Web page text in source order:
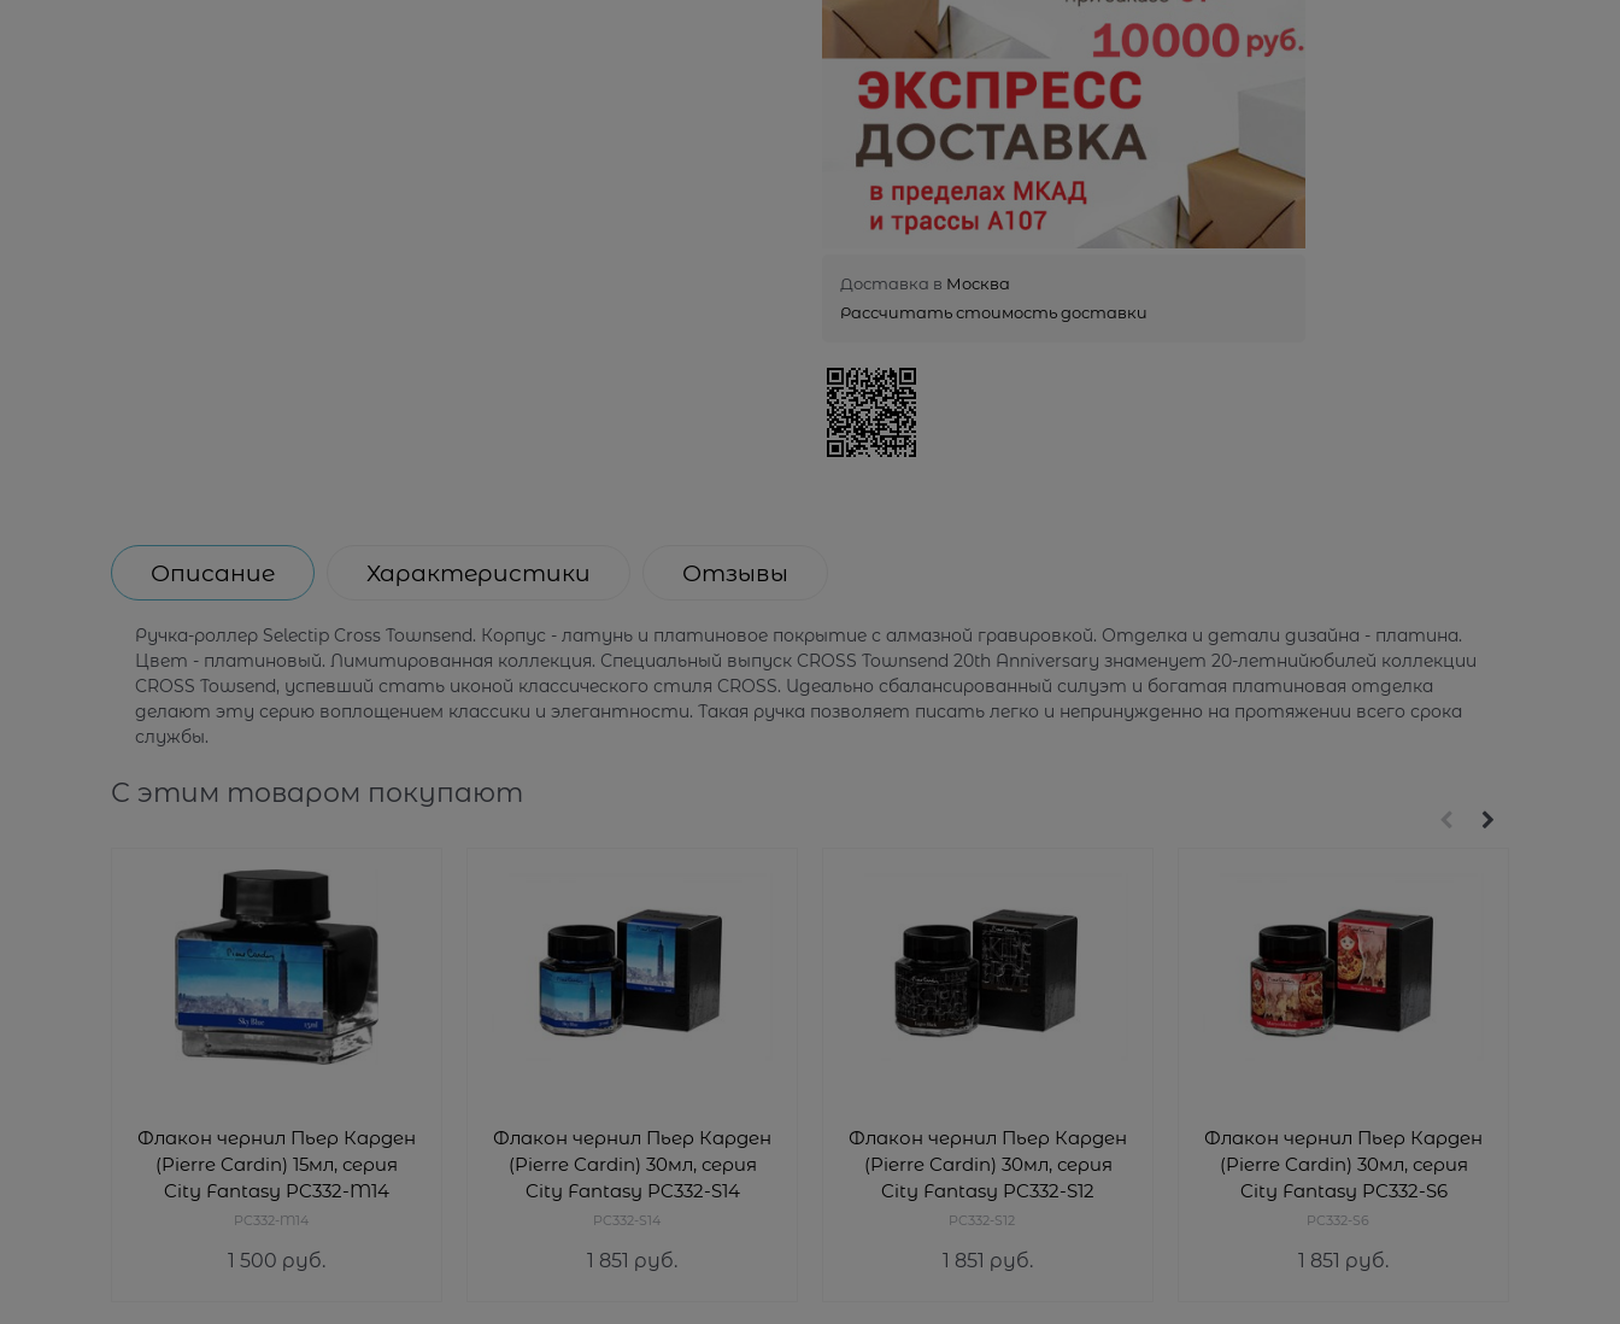
Доставка в Москва
Рассчитать стоимость доставки
Описание Характеристики Отзывы
Ручка-роллер Selectip Cross Townsend. Корпус - латунь и платиновое покрытие с алмазной гравировкой. Отделка и детали дизайна - платина.
Цвет - платиновый. Лимитированная коллекция. Специальный выпуск CROSS Townsend 20th Anniversary знаменует 20-летнийюбилей коллекции
CROSS Towsend, успевший стать иконой классического стиля CROSS. Идеально сбалансированный силуэт и богатая платиновая отделка
делают эту серию воплощением классики и элегантности. Такая ручка позволяет писать легко и непринужденно на протяжении всего срока
службы.
С этим товаром покупают
Флакон чернил Пьер Карден
(Pierre Cardin) 15мл, серия
City Fantasy PC332-M14
PC332-M14
1 500 руб.
Флакон чернил Пьер Карден
(Pierre Cardin) 30мл, серия
City Fantasy PC332-S14
PC332-S14
1 851 руб.
Флакон чернил Пьер Карден
(Pierre Cardin) 30мл, серия
City Fantasy PC332-S12
PC332-S12
1 851 руб.
Флакон чернил Пьер Карден
(Pierre Cardin) 30мл, серия
City Fantasy PC332-S6
PC332-S6
1 851 руб.